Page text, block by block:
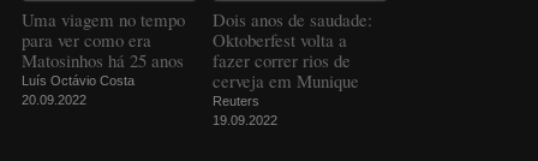
Uma viagem no tempo
para ver como era
Matosinhos há 25 anos
Luís Octávio Costa
20.09.2022
Dois anos de saudade:
Oktoberfest volta a
fazer correr rios de
cerveja em Munique
Reuters
19.09.2022